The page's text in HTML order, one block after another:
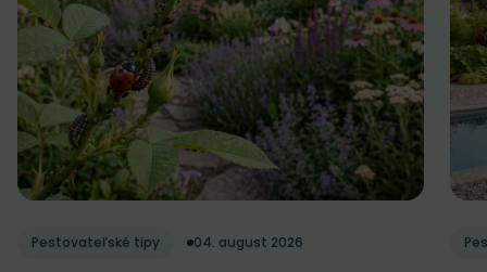
Pestovateľské tipy 04. august 2026